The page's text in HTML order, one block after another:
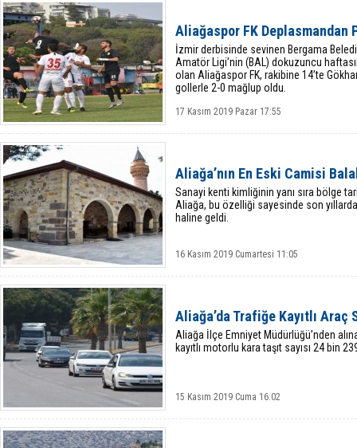
Aliağaspor FK Deplasmandan
İzmir derbisinde sevinen Bergama
Amatör Ligi’nin (BAL) dokuzuncu
olan Aliağaspor FK, rakibine 14’te
gollerle 2-0 mağlup oldu.
17 Kasım 2019 Pazar 17:55
Aliağa’nın En Eski Camisi
Sanayi kenti kimliğinin yanı sıra bölge
Aliağa, bu özelliği sayesinde son
haline geldi.
16 Kasım 2019 Cumartesi 11:05
Aliağa’da Trafiğe Kayıtlı Araç
Aliağa İlçe Emniyet Müdürlüğü’nden
kayıtlı motorlu kara taşıt sayısı 24 bin
15 Kasım 2019 Cuma 16:02